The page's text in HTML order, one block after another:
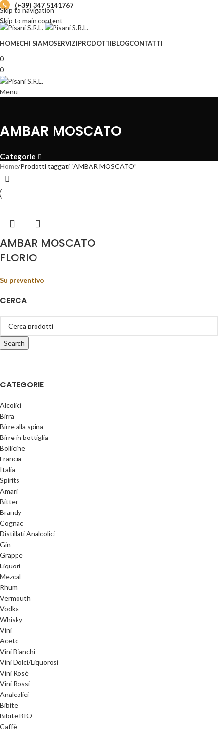
Skip to navigation
Skip to main content
(+39) 347 5141767
HOMECHI SIAMOSERVIZIPRODOTTIBLOGCONTATTI
0
0
Menu
AMBAR MOSCATO
Categorie
CERCA
Search
CATEGORIE
Alcolici
Birra
Birre alla spina
Birre in bottiglia
Bollicine
Francia
Italia
Spirits
Amari
Bitter
Brandy
Cognac
Distillati Analcolici
Gin
Grappe
Liquori
Mezcal
Rhum
Vermouth
Vodka
Whisky
Vini
Aceto
Vini Bianchi
Vini Dolci/Liquorosi
Vini Rosè
Vini Rossi
Analcolici
Bibite
Bibite BIO
Caffè
Home Prodotti taggati “AMBAR MOSCATO”
AMBAR MOSCATO
FLORIO
Su preventivo